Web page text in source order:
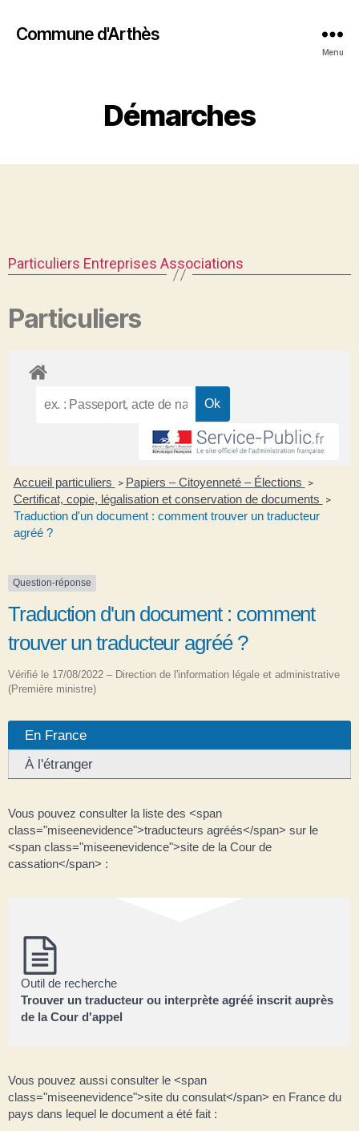
Commune d'Arthès
Menu
Démarches
Particuliers Entreprises Associations
Particuliers
Accueil particuliers > Papiers – Citoyenneté – Élections >
Certificat, copie, légalisation et conservation de documents >
Traduction d'un document : comment trouver un traducteur
agréé ?
Question-réponse
Traduction d'un document : comment
trouver un traducteur agréé ?
Vérifié le 17/08/2022 – Direction de l'information légale et administrative
(Première ministre)
En France
À l'étranger
Vous pouvez consulter la liste des <span
class="miseenevidence">traducteurs agréés</span> sur le
<span class="miseenevidence">site de la Cour de
cassation</span> :
Outil de recherche
Trouver un traducteur ou interprète agréé inscrit auprès
de la Cour d'appel
Vous pouvez aussi consulter le <span
class="miseenevidence">site du consulat</span> en France du
pays dans lequel le document a été fait :